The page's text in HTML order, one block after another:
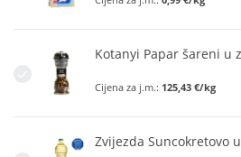
Kotanyi Papar šareni u
Cijena za j.m.: 125,43 €/kg
Zvijezda Suncokretovo